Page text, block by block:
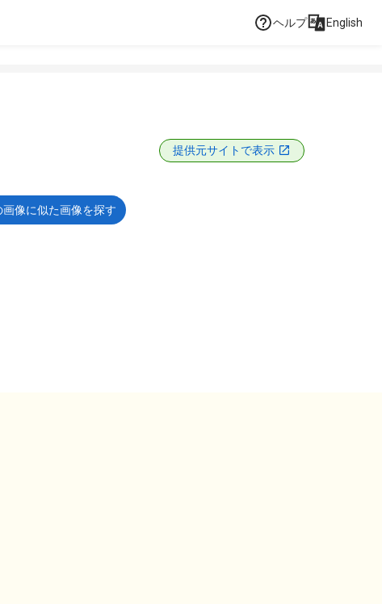
ヘルプ English
提供元サイトで表示
画像に似た画像を探す